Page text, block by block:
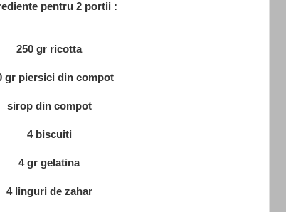
pentru 2 portii :
250 gr ricotta
gr piersici din compot
sirop din compot
4 biscuiti
4 gr gelatina
4 linguri de zahar